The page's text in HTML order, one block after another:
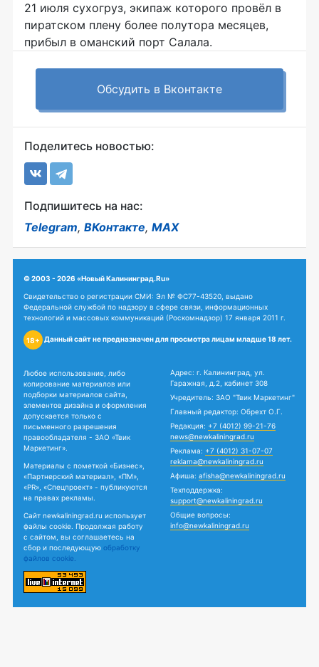
21 июля сухогруз, экипаж которого провёл в
пиратском плену более полутора месяцев,
прибыл в оманский порт Салала.
Обсудить в Вконтакте
Поделитесь новостью:
Подпишитесь на нас:
Telegram, ВКонтакте, MAX
© 2003 - 2026 «Новый Калининград.Ru»
Свидетельство о регистрации СМИ: Эл № ФС77-43520, выдано
Федеральной службой по надзору в сфере связи, информационных
технологий и массовых коммуникаций (Роскомнадзор) 17 января 2011 г.
18+ Данный сайт не предназначен для просмотра лицам младше 18 лет.
Любое использование, либо
копирование материалов или
подборки материалов сайта,
элементов дизайна и оформления
допускается только с
письменного разрешения
правообладателя - ЗАО «Твик
Маркетинг».
Материалы с пометкой «Бизнес»,
«Партнерский материал», «ПМ»,
«PR», «Спецпроект» - публикуются
на правах рекламы.
Сайт newkaliningrad.ru использует
файлы cookie. Продолжая работу
с сайтом, вы соглашаетесь на
сбор и последующую обработку
файлов cookie.
Адрес: г. Калининград, ул.
Гаражная, д.2, кабинет 308
Учредитель: ЗАО "Твик Маркетинг"
Главный редактор: Обрехт О.Г.
Редакция: +7 (4012) 99-21-76
news@newkaliningrad.ru
Реклама: +7 (4012) 31-07-07
reklama@newkaliningrad.ru
Афиша: afisha@newkaliningrad.ru
Техподдержка:
support@newkaliningrad.ru
Общие вопросы:
info@newkaliningrad.ru